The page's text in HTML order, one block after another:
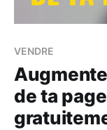
VENDRE
de ta